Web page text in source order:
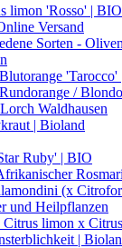
limon 'Rosso' | BIO
Versand
Sorten -
'Tarocco'
/
Waldhausen
| Bioland
Ruby' | BIO
(x
und Heilpflanzen
limon x
|